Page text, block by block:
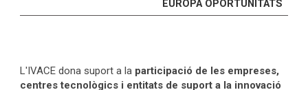
EUROPA OPORTUNITATS
L'IVACE dona suport a la participació de les empreses,
centres tecnològics i entitats de suport a la innovació